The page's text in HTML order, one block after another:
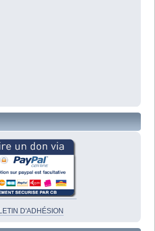
D'ADHÉSION